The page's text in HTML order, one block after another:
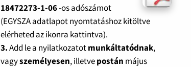
18472273-1-06-os adószámot
(EGYSZA adatlapot nyomtatáshoz kitöltve
elérheted az ikonra kattintva).
3.Add le a nyilatkozatotmunkáltatódnak,
vagyszemélyesen, illetvepostán május